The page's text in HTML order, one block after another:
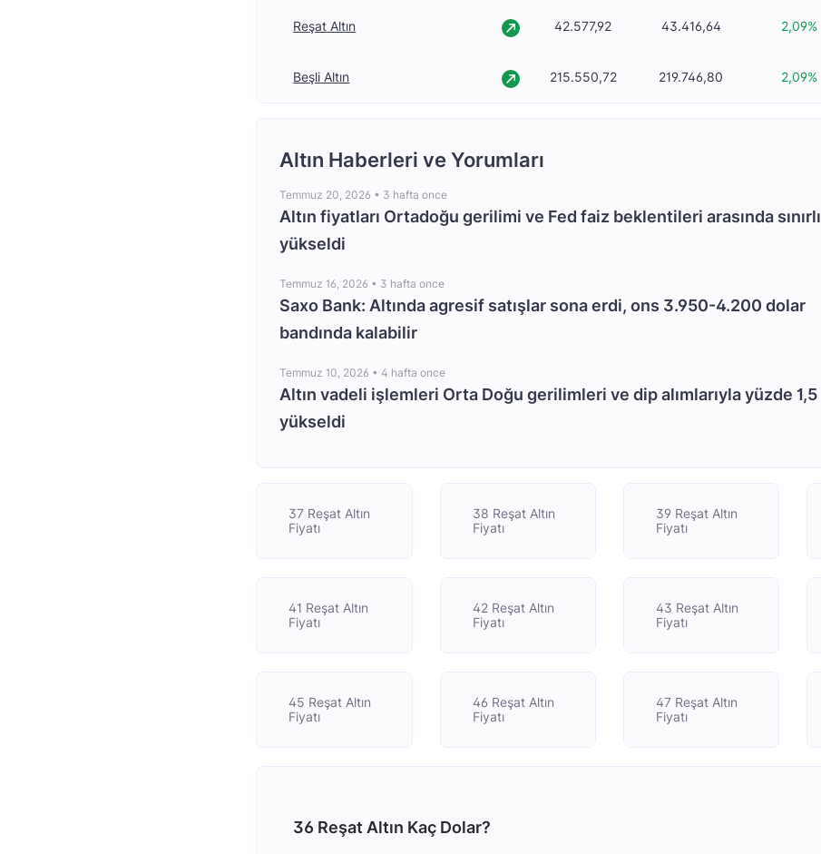
Reşat Altın 42.577,92 43.416,64 2,09%
Beşli Altın 215.550,72 219.746,80 2,09%
Altın Haberleri ve Yorumları
Temmuz 20, 2026 • 3 hafta once
Altın fiyatları Ortadoğu gerilimi ve Fed faiz beklentileri arasında sınırlı
yükseldi
Temmuz 16, 2026 • 3 hafta once
Saxo Bank: Altında agresif satışlar sona erdi, ons 3.950-4.200 dolar
bandında kalabilir
Temmuz 10, 2026 •4 hafta once
Altın vadeli işlemleri Orta Doğu gerilimleri ve dip alımlarıyla yüzde 1,5
yükseldi
37 Reşat Altın
Fiyatı
38 Reşat Altın
Fiyatı
39 Reşat Altın
Fiyatı
41 Reşat Altın
Fiyatı
42 Reşat Altın
Fiyatı
43 Reşat Altın
Fiyatı
45 Reşat Altın
Fiyatı
46 Reşat Altın
Fiyatı
47 Reşat Altın
Fiyatı
36 Reşat Altın Kaç Dolar?